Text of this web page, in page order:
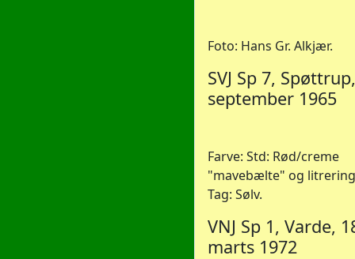
Foto: Hans Gr. Alkjær.
SVJ Sp 7,
september 1965
Farve: Std: Rød/creme
"mavebælte" og
Tag: Sølv.
VNJ Sp 1, Varde,
marts 1972